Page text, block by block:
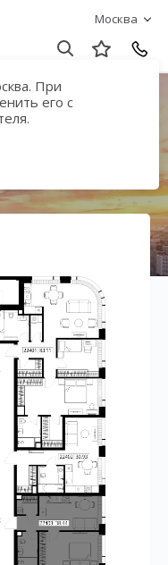
Москва
При
его с